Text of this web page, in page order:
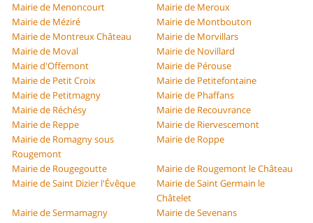
Mairie de Menoncourt
Mairie de Meroux
Mairie de Méziré
Mairie de Montbouton
Mairie de Montreux Château
Mairie de Morvillars
Mairie de Moval
Mairie de Novillard
Mairie d'Offemont
Mairie de Pérouse
Mairie de Petit Croix
Mairie de Petitefontaine
Mairie de Petitmagny
Mairie de Phaffans
Mairie de Réchésy
Mairie de Recouvrance
Mairie de Reppe
Mairie de Riervescemont
Mairie de Romagny sous
Rougemont
Mairie de Roppe
Mairie de Rougegoutte
Mairie de Rougemont le Château
Mairie de Saint Dizier l'Évêque
Mairie de Saint Germain le
Châtelet
Mairie de Sermamagny
Mairie de Sevenans